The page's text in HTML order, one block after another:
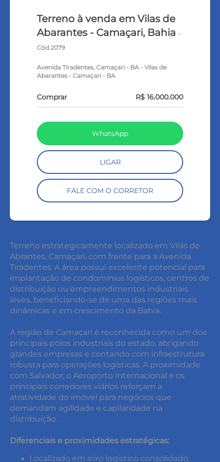
Terreno à venda em Vilas de
Abarantes - Camaçari, Bahia -
Cód.2079
Avenida Tiradentes, Camaçari - BA - Vilas de
Abarantes - Camaçari - BA
Comprar R$ 16.000.000
WhatsApp
LIGAR
FALE COM O CORRETOR
keyboard_backspace
Terreno estrategicamente localizado em Vilas de
Abrantes, Camaçari, com frente para a Avenida
Tiradentes. A área possui excelente potencial para
implantação de condomínios logísticos, centros de
distribuição ou empreendimentos industriais
leves, beneficiando-se de uma das regiões mais
dinâmicas e em crescimento da Bahia.
A região de Camaçari é reconhecida como um dos
principais polos industriais do estado, abrigando
grandes empresas e contando com infraestrutura
robusta para operações logísticas. A proximidade
com Salvador, o Aeroporto Internacional e os
principais corredores viários reforçam a
atratividade do imóvel para negócios que
demandam agilidade e capilaridade na
distribuição.
Diferenciais e proximidades estratégicas:
Localizado em eixo logístico consolidado;